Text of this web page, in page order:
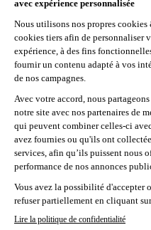
Batterie
performance
Temps de charge :
Autonomie :40
Contenance
Puissance
Rechargement
Profondeur